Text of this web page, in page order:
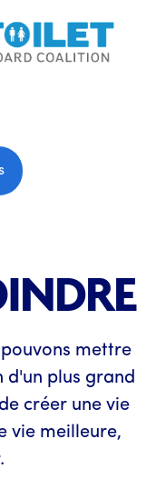
mettre
d'un plus grand
créer une vie
vie meilleure,